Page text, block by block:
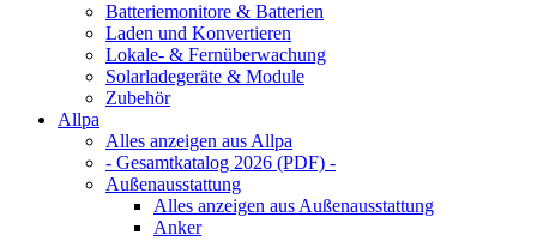
Batteriemonitore & Batterien
Laden und Konvertieren
Lokale- & Fernüberwachung
Solarladegeräte & Module
Zubehör
Allpa
Alles anzeigen aus Allpa
- Gesamtkatalog 2026 (PDF) -
Außenausstattung
Alles anzeigen aus Außenausstattung
Anker